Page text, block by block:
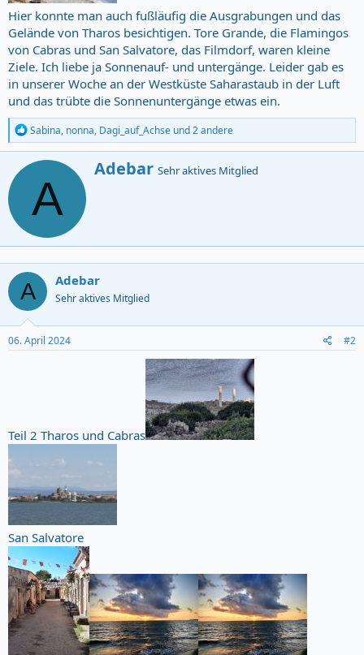
Hier konnte man auch fußläufig die Ausgrabungen und das
Gelände von Tharos besichtigen. Tore Grande, die Flamingos
von Cabras und San Salvatore, das Filmdorf, waren kleine
Ziele. Ich liebe ja Sonnenauf- und untergänge. Leider gab es
in unserer Woche an der Westküste Saharastaub in der Luft
und das trübte die Sonnenuntergänge etwas ein.
R
e
a
c
o
n
s
:
Sabina, nonna, Dagi_auf_Achse und 2 andere
A
V
e
t
v
o
Adebar Sehr aktives Mitglied
A Adebar
Sehr aktives Mitglied
06. April 2024 #2
Teil 2 Tharos und Cabras
San Salvatore